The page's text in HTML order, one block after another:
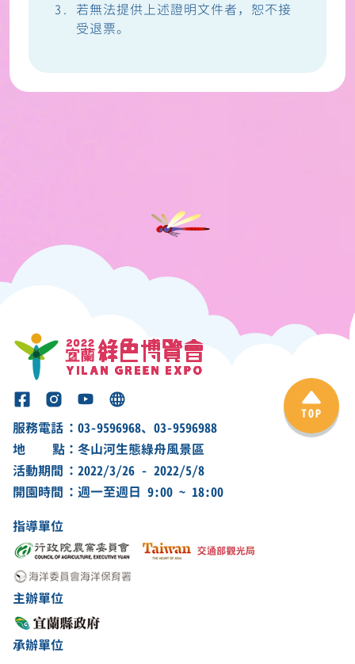
若無法提供上述證明文件者，恕不接
受退票。
服務電話 ：03-9596968、03-9596988
地點 ：冬山河生態綠舟風景區
活動期間 ：2022/3/26 - 2022/5/8
開園時間 ：週一至週日 9:00 ~ 18:00
指導單位
主辦單位
承辦單位